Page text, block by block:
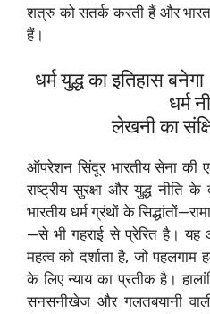
शत्रु को सतर्क करती हैं और
हैं।
धर्म युद्ध का इतिहास
धर्म
लेखनी का
ऑपरेशन सिंदूर भारतीय सेना की
राष्ट्रीय सुरक्षा और युद्ध नीति
भारतीय धर्म ग्रंथों के
—से भी गहराई से प्रेरित है।
महत्व को दर्शाता है, जो
के लिए न्याय का प्रतीक है।
सनसनीखेज और गलतबयानी वाली